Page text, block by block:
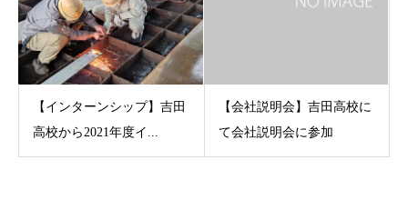
【インターンシップ】吉田
高校から2021年度イ...
【会社説明会】吉田高校に
て会社説明会に参加